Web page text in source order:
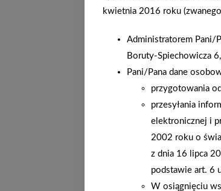
kwietnia 2016 roku
Administratorem Pani/
Boruty-Spiechowicza
Pani/Pana dane
przygotowania
przesyłania
elektronicznej i
2002 roku o
z dnia 16 lipca
podstawie art. 6
W osiągnięciu